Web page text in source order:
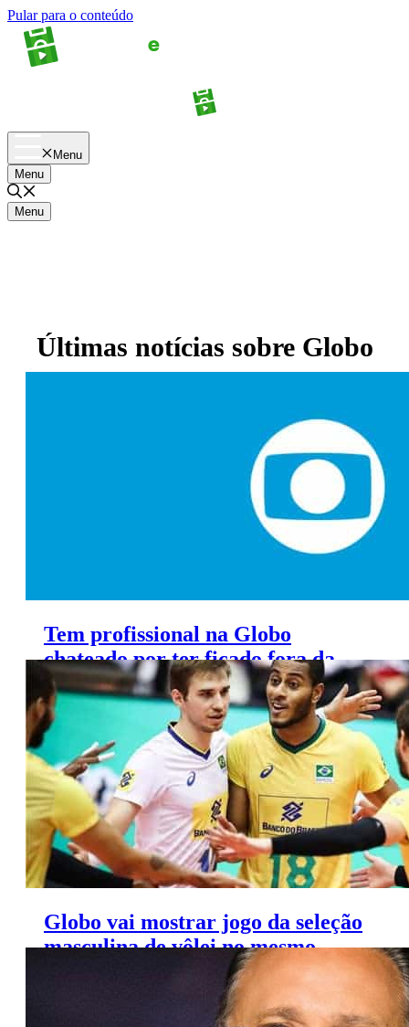
Pular para o conteúdo
Menu
Menu
Menu
Últimas notícias sobre Globo
Tem profissional na Globo
chateado por ter ficado fora da
lista da Olimpíada, diz colunista
Globo vai mostrar jogo da seleção
masculina de vôlei no mesmo
horário da F-1 na Band